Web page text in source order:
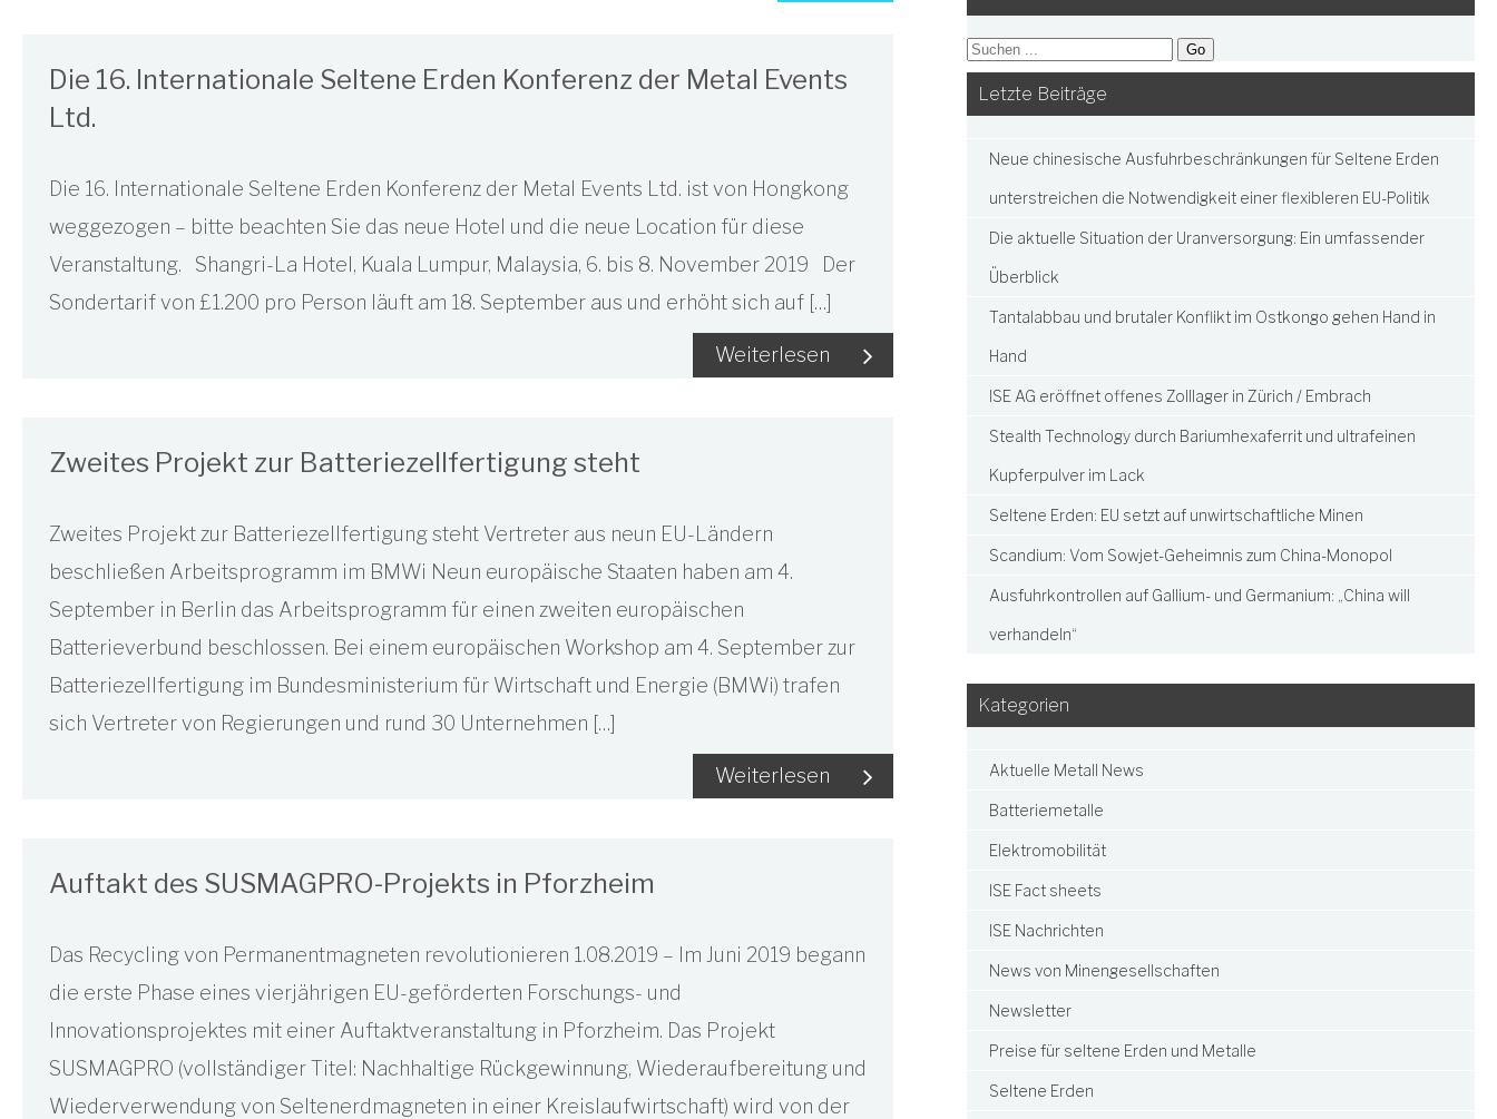
Die 16. Internationale Seltene Erden Konferenz der Metal Events
Ltd.
Die 16. Internationale Seltene Erden Konferenz der Metal Events Ltd. ist von Hongkong
weggezogen – bitte beachten Sie das neue Hotel und die neue Location für diese
Veranstaltung. Shangri-La Hotel, Kuala Lumpur, Malaysia, 6. bis 8. November 2019 Der
Sondertarif von £1.200 pro Person läuft am 18. September aus und erhöht sich auf […]
Weiterlesen
Zweites Projekt zur Batteriezellfertigung steht
Zweites Projekt zur Batteriezellfertigung steht Vertreter aus neun EU-Ländern
beschließen Arbeitsprogramm im BMWi Neun europäische Staaten haben am 4.
September in Berlin das Arbeitsprogramm für einen zweiten europäischen
Batterieverbund beschlossen. Bei einem europäischen Workshop am 4. September zur
Batteriezellfertigung im Bundesministerium für Wirtschaft und Energie (BMWi) trafen
sich Vertreter von Regierungen und rund 30 Unternehmen […]
Weiterlesen
Auftakt des SUSMAGPRO-Projekts in Pforzheim
Das Recycling von Permanentmagneten revolutionieren 1.08.2019 – Im Juni 2019 begann
die erste Phase eines vierjährigen EU-geförderten Forschungs- und
Innovationsprojektes mit einer Auftaktveranstaltung in Pforzheim. Das Projekt
SUSMAGPRO (vollständiger Titel: Nachhaltige Rückgewinnung, Wiederaufbereitung und
Wiederverwendung von Seltenerdmagneten in einer Kreislaufwirtschaft) wird von der
Letzte Beiträge
Neue chinesische Ausfuhrbeschränkungen für Seltene Erden
unterstreichen die Notwendigkeit einer flexibleren EU-Politik
Die aktuelle Situation der Uranversorgung: Ein umfassender
Überblick
Tantalabbau und brutaler Konflikt im Ostkongo gehen Hand in
Hand
ISE AG eröffnet offenes Zolllager in Zürich / Embrach
Stealth Technology durch Bariumhexaferrit und ultrafeinen
Kupferpulver im Lack
Seltene Erden: EU setzt auf unwirtschaftliche Minen
Scandium: Vom Sowjet-Geheimnis zum China-Monopol
Ausfuhrkontrollen auf Gallium- und Germanium: „China will
verhandeln“
Kategorien
Aktuelle Metall News
Batteriemetalle
Elektromobilität
ISE Fact sheets
ISE Nachrichten
News von Minengesellschaften
Newsletter
Preise für seltene Erden und Metalle
Seltene Erden